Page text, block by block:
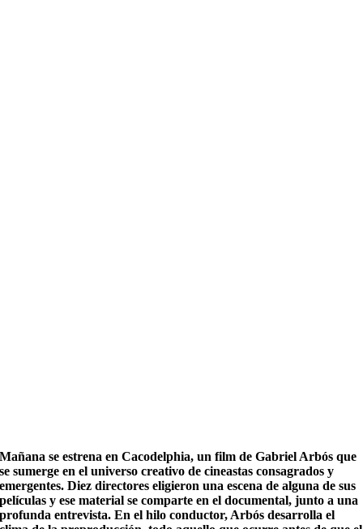
Mañana se estrena en Cacodelphia, un film de Gabriel Arbós que
se sumerge en el universo creativo de cineastas consagrados y
emergentes. Diez directores eligieron una escena de alguna de sus
películas y ese material se comparte en el documental, junto a una
profunda entrevista. En el hilo conductor, Arbós desarrolla el